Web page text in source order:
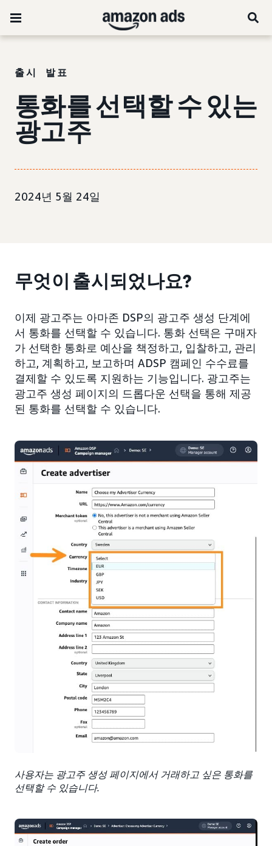
출시 발표
통화를 선택할 수 있는
광고주
2024년 5월 24일
무엇이 출시되었나요?
이제 광고주는 아마존 DSP의 광고주 생성 단계에
서 통화를 선택할 수 있습니다. 통화 선택은 구매자
가 선택한 통화로 예산을 책정하고, 입찰하고, 관리
하고, 계획하고, 보고하며 ADSP 캠페인 수수료를
결제할 수 있도록 지원하는 기능입니다. 광고주는
광고주 생성 페이지의 드롭다운 선택을 통해 제공
된 통화를 선택할 수 있습니다.
사용자는 광고주 생성 페이지에서 거래하고 싶은 통화를
선택할 수 있습니다.